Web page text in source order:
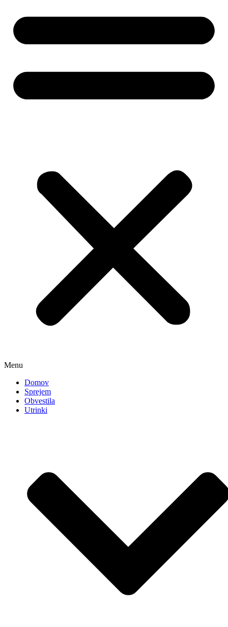
Menu
Domov
Sprejem
Obvestila
Utrinki